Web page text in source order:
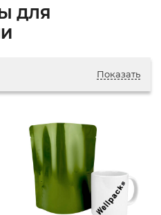
ДЛЯ
Показать